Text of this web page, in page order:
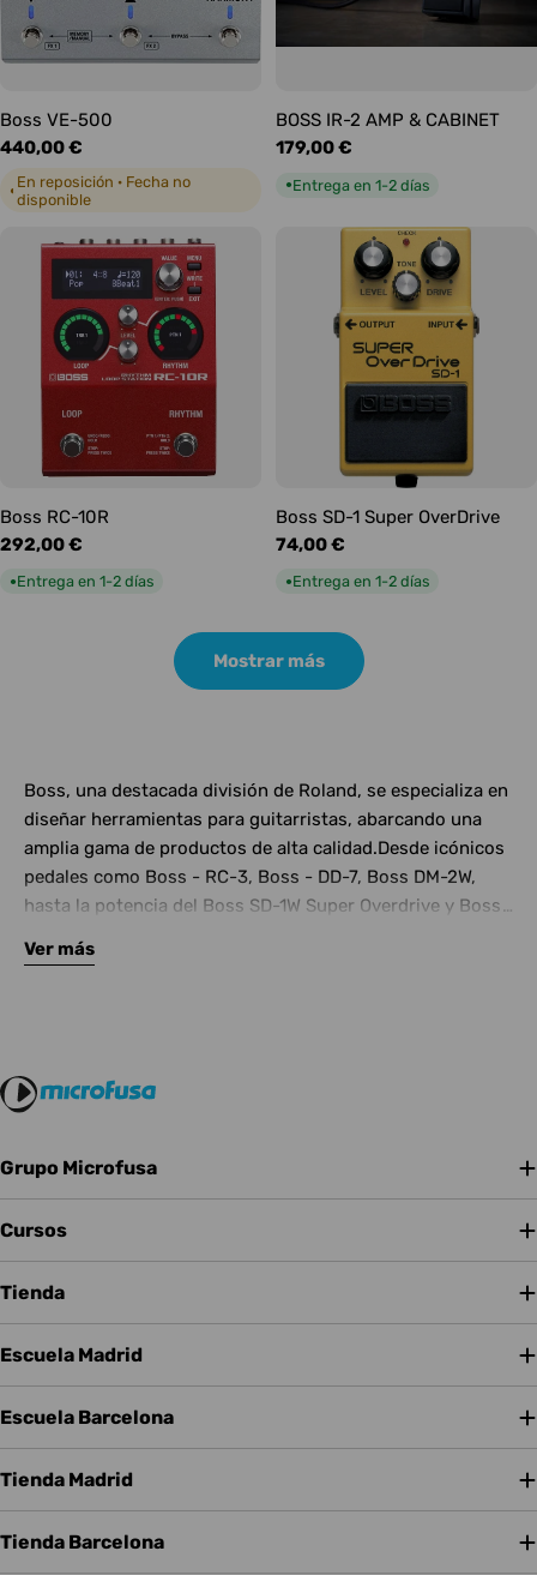
Boss VE-500
Precio
habitual
440,00 €
◐ En reposición · Fecha no
disponible
BOSS IR-2 AMP & CABINET
Precio
179,00 €
●Entrega en 1-2 días
Boss RC-10R
Precio
habitual
292,00 €
●Entrega en 1-2 días
Boss SD-1 Super OverDrive
Precio
habitual
74,00 €
●Entrega en 1-2 días
Mostrar más
Boss, una destacada división de Roland, se especializa en
diseñar herramientas para guitarristas, abarcando una
amplia gama de productos de alta calidad.Desde icónicos
pedales como Boss - RC-3, Boss - DD-7, Boss DM-2W,
hasta la potencia del Boss SD-1W Super Overdrive y Boss
versátiles para guitarristas de todos los estilos.Si estás
calidad de los productos Roland respaldados por la
reputación de una marca de renombre mundial. ¡Haz tu
compra!
Ver más
Grupo Microfusa
Cursos
Tienda
Escuela Madrid
Escuela Barcelona
Tienda Madrid
Tienda Barcelona